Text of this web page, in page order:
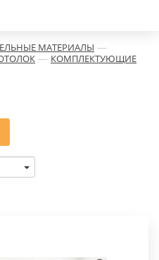
МАТЕРИАЛЫ —
— КОМПЛЕКТУЮЩИЕ